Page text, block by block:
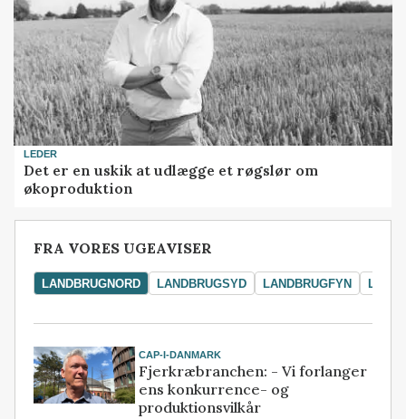
LEDER
Det er en uskik at udlægge et røgslør om
økoproduktion
FRA VORES UGEAVISER
LANDBRUGNORD LANDBRUGSYD LANDBRUGFYN
CAP-I-DANMARK
Fjerkræbranchen: - Vi forlanger
ens konkurrence- og
produktionsvilkår